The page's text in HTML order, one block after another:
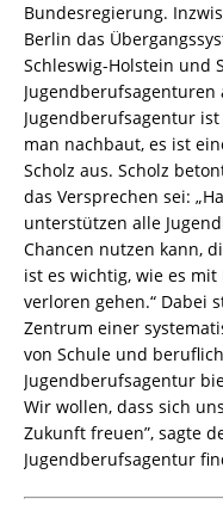
Bundesregierung.
Berlin das
Schleswig-Holstein und
Jugendberufsagentur
man nachbaut, es ist
Scholz aus. Scholz
das Versprechen sei:
unterstützen alle
Chancen nutzen kann,
ist es wichtig, wie es
verloren gehen.“ Dabei
Zentrum einer
von Schule und
Jugendberufsagentur
Wir wollen, dass sich
Zukunft freuen”, sagte
Jugendberufsagentur